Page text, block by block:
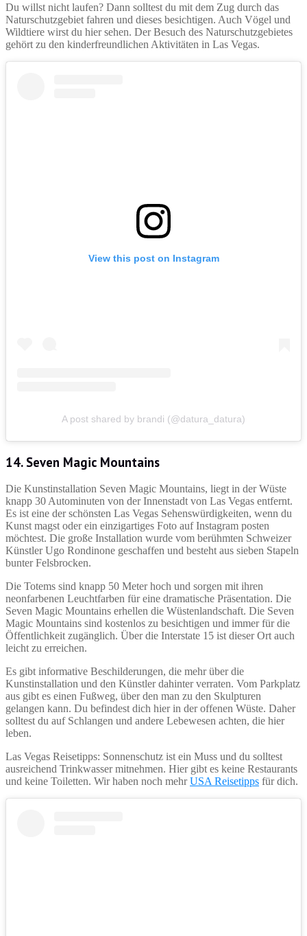
Du willst nicht laufen? Dann solltest du mit dem Zug durch das
Naturschutzgebiet fahren und dieses besichtigen. Auch Vögel und
Wildtiere wirst du hier sehen. Der Besuch des Naturschutzgebietes
gehört zu den kinderfreundlichen Aktivitäten in Las Vegas.
View this post on Instagram
A post shared by brandi (@datura_datura)
14. Seven Magic Mountains
Die Kunstinstallation Seven Magic Mountains, liegt in der Wüste
knapp 30 Autominuten von der Innenstadt von Las Vegas entfernt.
Es ist eine der schönsten Las Vegas Sehenswürdigkeiten, wenn du
Kunst magst oder ein einzigartiges Foto auf Instagram posten
möchtest. Die große Installation wurde vom berühmten Schweizer
Künstler Ugo Rondinone geschaffen und besteht aus sieben Stapeln
bunter Felsbrocken.
Die Totems sind knapp 50 Meter hoch und sorgen mit ihren
neonfarbenen Leuchtfarben für eine dramatische Präsentation. Die
Seven Magic Mountains erhellen die Wüstenlandschaft. Die Seven
Magic Mountains sind kostenlos zu besichtigen und immer für die
Öffentlichkeit zugänglich. Über die Interstate 15 ist dieser Ort auch
leicht zu erreichen.
Es gibt informative Beschilderungen, die mehr über die
Kunstinstallation und den Künstler dahinter verraten. Vom Parkplatz
aus gibt es einen Fußweg, über den man zu den Skulpturen
gelangen kann. Du befindest dich hier in der offenen Wüste. Daher
solltest du auf Schlangen und andere Lebewesen achten, die hier
leben.
Las Vegas Reisetipps: Sonnenschutz ist ein Muss und du solltest
ausreichend Trinkwasser mitnehmen. Hier gibt es keine Restaurants
und keine Toiletten. Wir haben noch mehrUSA Reisetipps für dich.